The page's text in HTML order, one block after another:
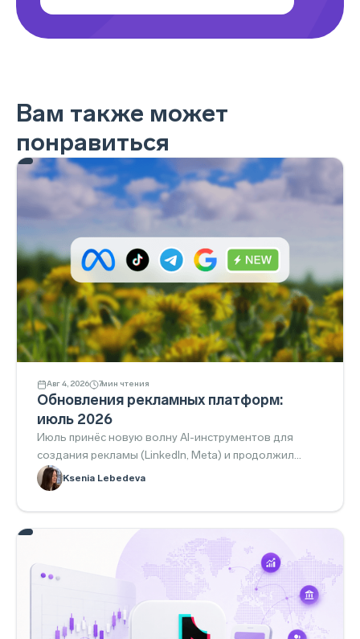
Вам также может
понравиться
Авг 4, 2026 7мин чтения
Обновления рекламных платформ:
июль 2026
Июль принёс новую волну AI-инструментов для
создания рекламы (LinkedIn, Meta) и продолжил
тренд на прозрачность и укрупнённое управление
кампаниями (Google). Snapchat и Telegram сделали
TikTok расширил performance-решения для нишевых
вертикалей вроде стриминга.
Ksenia Lebedeva